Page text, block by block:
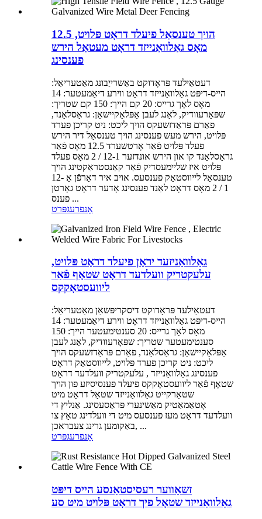
הויך טענסאַל פיעלד דראָט פּלויט, 12.5
מאָס גאַלוואַנייזד דראָט מעטאַל הירש
פענסינג
דעטאַילעד פּראָדוקט באַשרייַבונג מאַטעריאַל:
הייס-דיפּט גאַלוואַנייזד דראָט ווירע דיאַמעטער: 14
מאָס לאָך גרייס: 20 קם הייך: 150 קם שטריך:
שפּאָרעוודיק, לאַנג לעבן אַפּלאַקיישאַן: גראַסלאַנד,
פאַרם פּראַדזשעקס הויך ליכט: ניט קריכן פערד
פּלויט, הירש מעש פענסינג הויך טענסאַל דיר הירש
פעלד פּלויט פֿאַר אָרטשערד 12.5 מאָס פֿאַר
גראַסלאַנד קו און הירש אונדזער 12-1 / 2 מאָס פעלד
פּלויט איז שליימעסדיק פֿאַר קאַנסטראַקטינג הויך
טענסאַל לייווסטאַק פענסעס. אויב איר דאַרפֿן אַ 12-
1 / 2 מאָס דראָט לאַנד פענסינג אָדער דראָט גאָרטן
פענס ...
אָנפרעגפּרט
גאַלוואַניזעד יראָן פיעלד דראָט פּלויט,
עלעקטריק וועלדעד דראָט שטאָף פֿאַר
ליוועסטאָקקס
דעטאַילעד פּראָדוקט דיסקריפּשאַן מאַטעריאַל:
הייס-דיפּט גאַלוואַנייזד דראָט ווירע דיאַמעטער: 14
מאָס לאָך גרייס: 20 סענטימעטער הייך: 150
סענטימעטער שטריך: שפּאָרעוודיק, לאַנג לעבן
אַפּלאַקיישאַן: גראַסלאַנד, פאַרם פּראַדזשעקס הויך
ליכט: ניט קריכן פערד פּלויט, לייווסטאַק דראָט
פענסינג גאַלוואַנייזד , עלעקטריק וועלדעד דראָט
שטאָף פֿאַר ליוועסטאָקקס פיעלד פענסיסיזע פון ​​הויך
שטאַרקייט גאַלוואַנייזד שטאָל דראָט מיט
אָטאַמאַטיק מאַשינערי פּראַסעסינג. אַנליץ די
וועלדעד דראָט מעז פענסעס מיט די וועלדינג טאָץ צו
באַקומען גרינג צעבראכן, ...
אָנפרעגפּרט
זשאַווער רעסיסטאַנסע הייס דיפּט
גאַלוואַנייזד שטאָל פיך דראָט פּלויט מיט סע